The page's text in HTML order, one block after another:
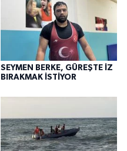
SEYMEN BERKE, GÜREŞTE İZ
BIRAKMAK İSTİYOR